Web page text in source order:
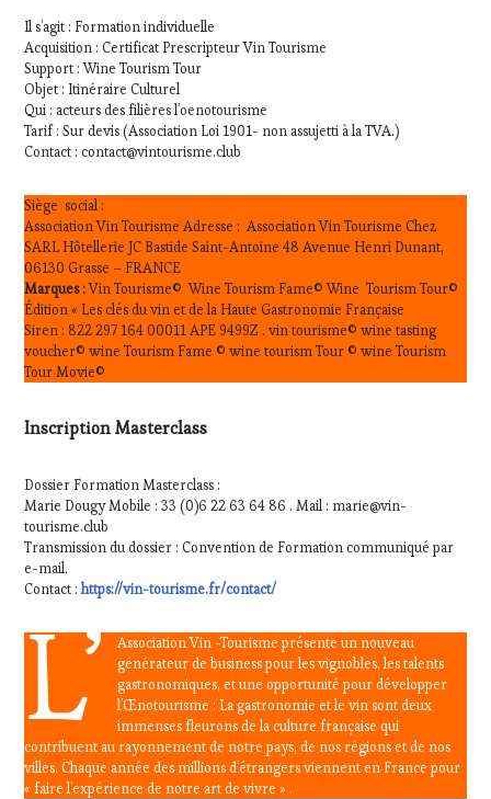
Il s’agit : Formation individuelle
Acquisition : Certificat Prescripteur Vin Tourisme
Support : Wine Tourism Tour
Objet : Itinéraire Culturel
Qui : acteurs des filières l’oenotourisme
Tarif : Sur devis (Association Loi 1901- non assujetti à la TVA.)
Contact : contact@vintourisme.club
Siège social :
Association Vin Tourisme Adresse : Association Vin Tourisme Chez
SARL Hôtellerie JC Bastide Saint-Antoine 48 Avenue Henri Dunant,
06130 Grasse – FRANCE
Marques :Vin Tourisme© Wine Tourism Fame© Wine Tourism Tour©
Édition « Les clés du vin et de la Haute Gastronomie Française
Siren : 822 297 164 00011 APE 9499Z . vin tourisme© wine tasting
voucher© wine Tourism Fame © wine tourism Tour © wine Tourism
Tour Movie©
Inscription Masterclass
Dossier Formation Masterclass :
Marie Dougy Mobile : 33 (0)6 22 63 64 86 . Mail : marie@vin-
tourisme.club
Transmission du dossier : Convention de Formation communiqué par
e-mail.
Contact :https://vin-tourisme.fr/contact/
L’
Association Vin -Tourisme présente un nouveau
générateur de business pour les vignobles, les talents
gastronomiques, et une opportunité pour développer
l’Œnotourisme : La gastronomie et le vin sont deux
immenses fleurons de la culture française qui
contribuent au rayonnement de notre pays, de nos régions et de nos
villes. Chaque année des millions d’étrangers viennent en France pour
« faire l’expérience de notre art de vivre » .